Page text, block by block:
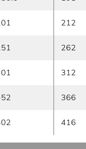
212
262
312
366
416